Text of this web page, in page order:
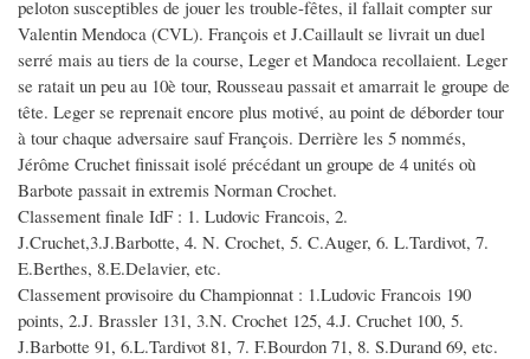
peloton susceptibles de jouer les trouble-fêtes, il fallait compter sur
Valentin Mendoca (CVL). François et J.Caillault se livrait un duel
serré mais au tiers de la course, Leger et Mandoca recollaient. Leger
se ratait un peu au 10è tour, Rousseau passait et amarrait le groupe de
tête. Leger se reprenait encore plus motivé, au point de déborder tour
à tour chaque adversaire sauf François. Derrière les 5 nommés,
Jérôme Cruchet finissait isolé précédant un groupe de 4 unités où
Barbote passait in extremis Norman Crochet.
Classement finale IdF : 1. Ludovic Francois, 2.
J.Cruchet,3.J.Barbotte, 4. N. Crochet, 5. C.Auger, 6. L.Tardivot, 7.
E.Berthes, 8.E.Delavier, etc.
Classement provisoire du Championnat : 1.Ludovic Francois 190
points, 2.J. Brassler 131, 3.N. Crochet 125, 4.J. Cruchet 100, 5.
J.Barbotte 91, 6.L.Tardivot 81, 7. F.Bourdon 71, 8. S.Durand 69, etc.